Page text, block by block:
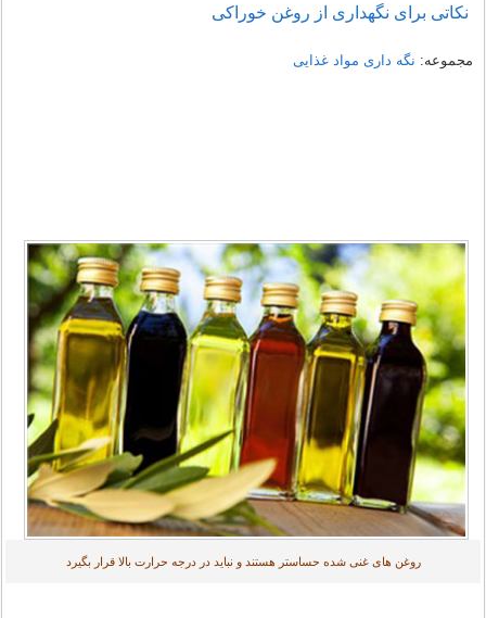
نکاتی برای نگهداری از روغن خوراکی
مجموعه: نگه داری مواد غذایی
روغن های غنی شده حساستر هستند و نباید در درجه حرارت بالا قرار بگیرد